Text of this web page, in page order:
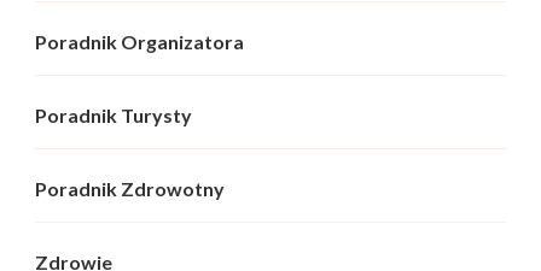
Poradnik Organizatora
Poradnik Turysty
Poradnik Zdrowotny
Zdrowie